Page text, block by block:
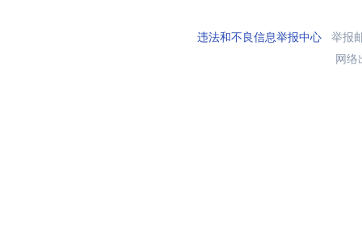
违法和不良信息举报中心举报
网